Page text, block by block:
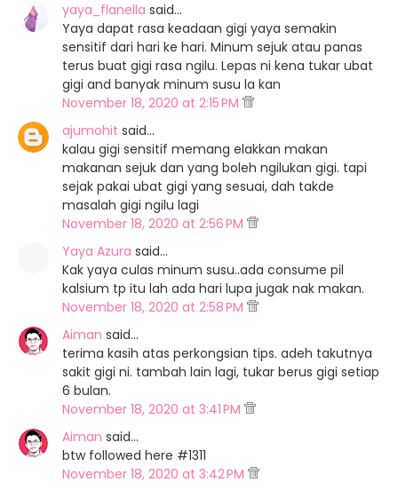
yaya_flanella said…
Yaya dapat rasa keadaan gigi yaya semakin
sensitif dari hari ke hari. Minum sejuk atau panas
terus buat gigi rasa ngilu. Lepas ni kena tukar ubat
gigi and banyak minum susu la kan
November 18, 2020 at 2:15 PM
ajumohit said…
kalau gigi sensitif memang elakkan makan
makanan sejuk dan yang boleh ngilukan gigi. tapi
sejak pakai ubat gigi yang sesuai, dah takde
masalah gigi ngilu lagi
November 18, 2020 at 2:56 PM
Yaya Azura said…
Kak yaya culas minum susu..ada consume pil
kalsium tp itu lah ada hari lupa jugak nak makan.
November 18, 2020 at 2:58 PM
Aiman said…
terima kasih atas perkongsian tips. adeh takutnya
sakit gigi ni. tambah lain lagi, tukar berus gigi setiap
6 bulan.
November 18, 2020 at 3:41 PM
Aiman said…
btw followed here #1311
November 18, 2020 at 3:42 PM